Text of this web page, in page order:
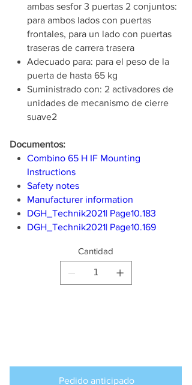
ambas sesfor 3 puertas 2 conjuntos:
para ambos lados con puertas
frontales, para un lado con puertas
traseras de carrera trasera
Adecuado para: para el peso de la
puerta de hasta 65 kg
Suministrado con: 2 activadores de
unidades de mecanismo de cierre
suave2
Documentos:
Combino 65 H IF Mounting
Instructions
Safety notes
Manufacturer information
DGH_Technik2021| Page10.183
DGH_Technik2021| Page10.169
Cantidad
Pedido anticipado